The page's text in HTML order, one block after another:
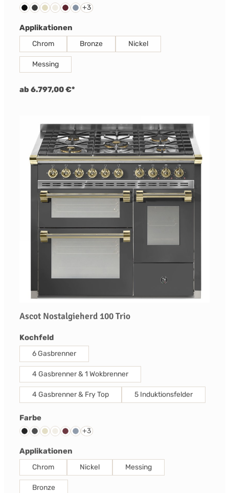
Schwarz
Anthrazit
CremeNuvola
Bordeaux Rot
Celeste
+3
Applikationenauswählen
Chrom Bronze Nickel
Messing
ab 6.797,00 €*
Ascot Nostalgieherd 100 Trio
Kochfeldauswählen
6 Gasbrenner
4 Gasbrenner & 1 Wokbrenner
4 Gasbrenner & Fry Top 5 Induktionsfelder
Farbeauswählen
Schwarz
Anthrazit
CremeNuvola
Bordeaux Rot
Celeste
+3
Applikationenauswählen
Chrom Nickel Messing
Bronze